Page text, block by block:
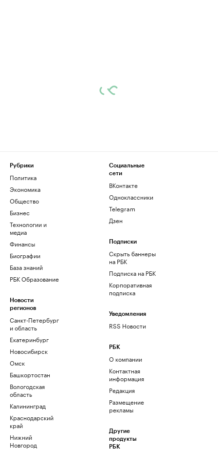
Рубрики
Политика
Экономика
Общество
Бизнес
Технологии и
медиа
Финансы
Биографии
База знаний
РБК Образование
Новости
регионов
Санкт-Петербург
и область
Екатеринбург
Новосибирск
Омск
Башкортостан
Вологодская
область
Калининград
Краснодарский
край
Нижний
Новгород
Социальные
сети
ВКонтакте
Одноклассники
Telegram
Дзен
Подписки
Скрыть баннеры
на РБК
Подписка на РБК
Корпоративная
подписка
Уведомления
RSS Новости
РБК
О компании
Контактная
информация
Редакция
Размещение
рекламы
Другие
продукты
РБК